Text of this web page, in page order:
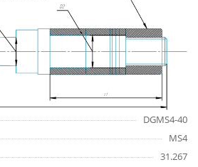
DGMS4-40
MS4
31.267